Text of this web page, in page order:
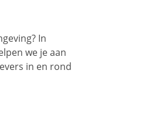
In
we je aan
in en rond